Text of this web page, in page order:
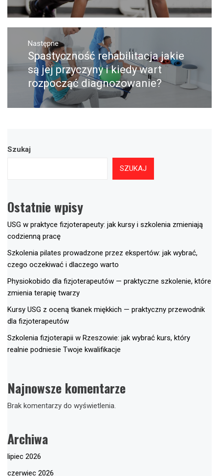
Następne
Następny
post:
Spastyczność rehabilitacja jakie
są jej przyczyny i kiedy wart
rozpocząć diagnozowanie?
Szukaj
SZUKAJ
Ostatnie wpisy
USG w praktyce fizjoterapeuty: jak kursy i szkolenia zmieniają
codzienną pracę
Szkolenia pilates prowadzone przez ekspertów: jak wybrać,
czego oczekiwać i dlaczego warto
Physiokobido dla fizjoterapeutów — praktyczne szkolenie, które
zmienia terapię twarzy
Kursy USG z oceną tkanek miękkich — praktyczny przewodnik
dla fizjoterapeutów
Szkolenia fizjoterapii w Rzeszowie: jak wybrać kurs, który
realnie podniesie Twoje kwalifikacje
Najnowsze komentarze
Brak komentarzy do wyświetlenia.
Archiwa
lipiec 2026
czerwiec 2026